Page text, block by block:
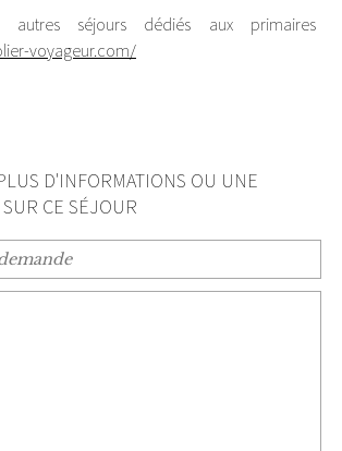
autres séjours dédiés aux primaires
voyageur.com/
D'INFORMATIONS OU UNE
CE SÉJOUR